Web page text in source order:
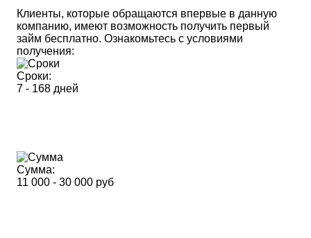
Клиенты, которые обращаются впервые в данную
компанию, имеют возможность получить первый
займ бесплатно. Ознакомьтесь с условиями
получения:
Сроки:
7 - 168 дней
Сумма:
11 000 - 30 000 руб